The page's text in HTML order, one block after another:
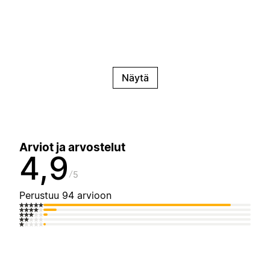
Näytä
Arviot ja arvostelut
4,9 5
Perustuu 94 arvioon